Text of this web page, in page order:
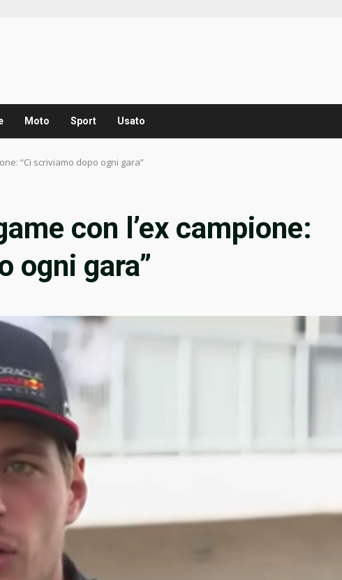
Moto Sport Usato
“Ci scriviamo dopo ogni gara”
con l’ex campione:
ogni gara”